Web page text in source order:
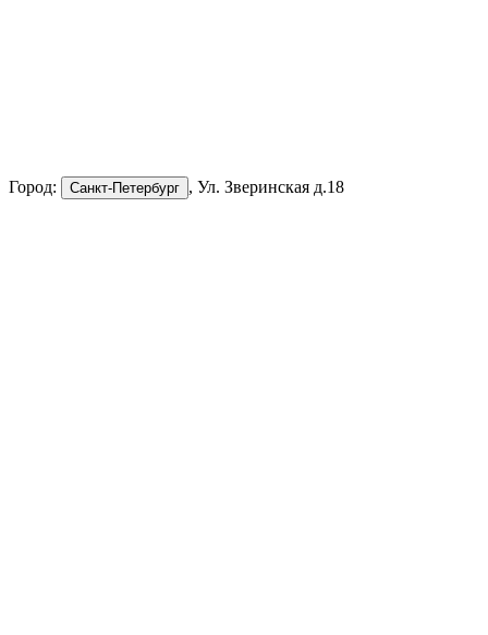
Город: Санкт-Петербург , Ул. Зверинская д.18